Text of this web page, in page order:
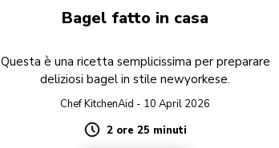
Bagel fatto in casa
Questa è una ricetta semplicissima per preparare
deliziosi bagel in stile newyorkese.
Chef KitchenAid - 10 April 2026
Duration
2 ore 25 minuti